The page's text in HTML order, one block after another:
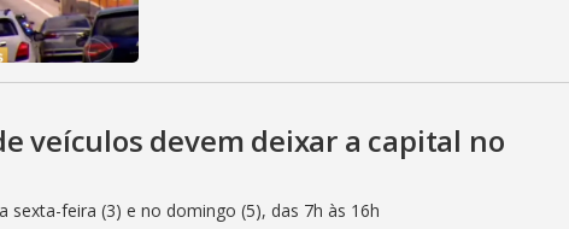
veículos devem deixar a capital no
sexta-feira (3) e no domingo (5), das 7h às 16h